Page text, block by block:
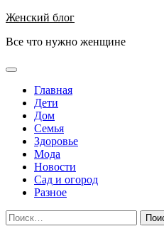
Перейти
содержимому
Женский блог
Все что нужно женщине
Основное
Главная
Дети
Дом
Семья
Здоровье
Мода
Новости
Сад и огород
Разное
Найти: